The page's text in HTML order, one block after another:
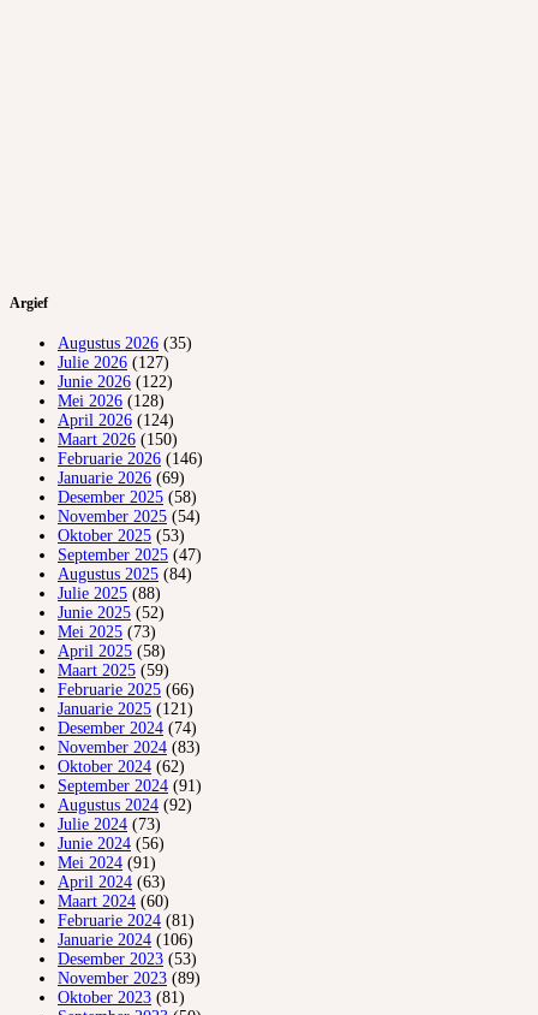
Argief
Augustus 2026 (35)
Julie 2026 (127)
Junie 2026 (122)
Mei 2026 (128)
April 2026 (124)
Maart 2026 (150)
Februarie 2026 (146)
Januarie 2026 (69)
Desember 2025 (58)
November 2025 (54)
Oktober 2025 (53)
September 2025 (47)
Augustus 2025 (84)
Julie 2025 (88)
Junie 2025 (52)
Mei 2025 (73)
April 2025 (58)
Maart 2025 (59)
Februarie 2025 (66)
Januarie 2025 (121)
Desember 2024 (74)
November 2024 (83)
Oktober 2024 (62)
September 2024 (91)
Augustus 2024 (92)
Julie 2024 (73)
Junie 2024 (56)
Mei 2024 (91)
April 2024 (63)
Maart 2024 (60)
Februarie 2024 (81)
Januarie 2024 (106)
Desember 2023 (53)
November 2023 (89)
Oktober 2023 (81)